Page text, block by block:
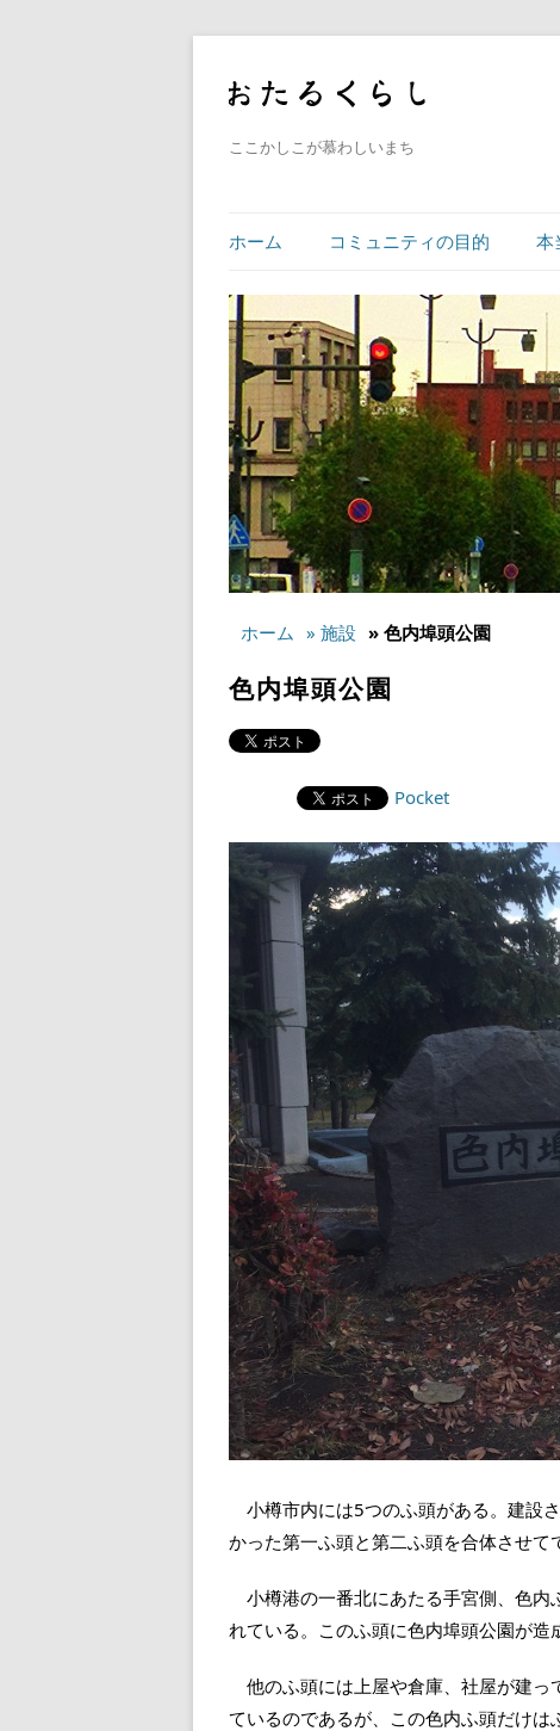
ここかしこが慕わしいまち
ホーム コミュニティの目的 本
ホーム » 施設 » 色内埠頭公園
色内埠頭公園
Pocket
小樽市内には5つのふ頭がある。建設
かった第一ふ頭と第二ふ頭を合体させて
小樽港の一番北にあたる手宮側、色内
れている。このふ頭に色内埠頭公園が造
他のふ頭には上屋や倉庫、社屋が建っ
ているのであるが、この色内ふ頭だけは